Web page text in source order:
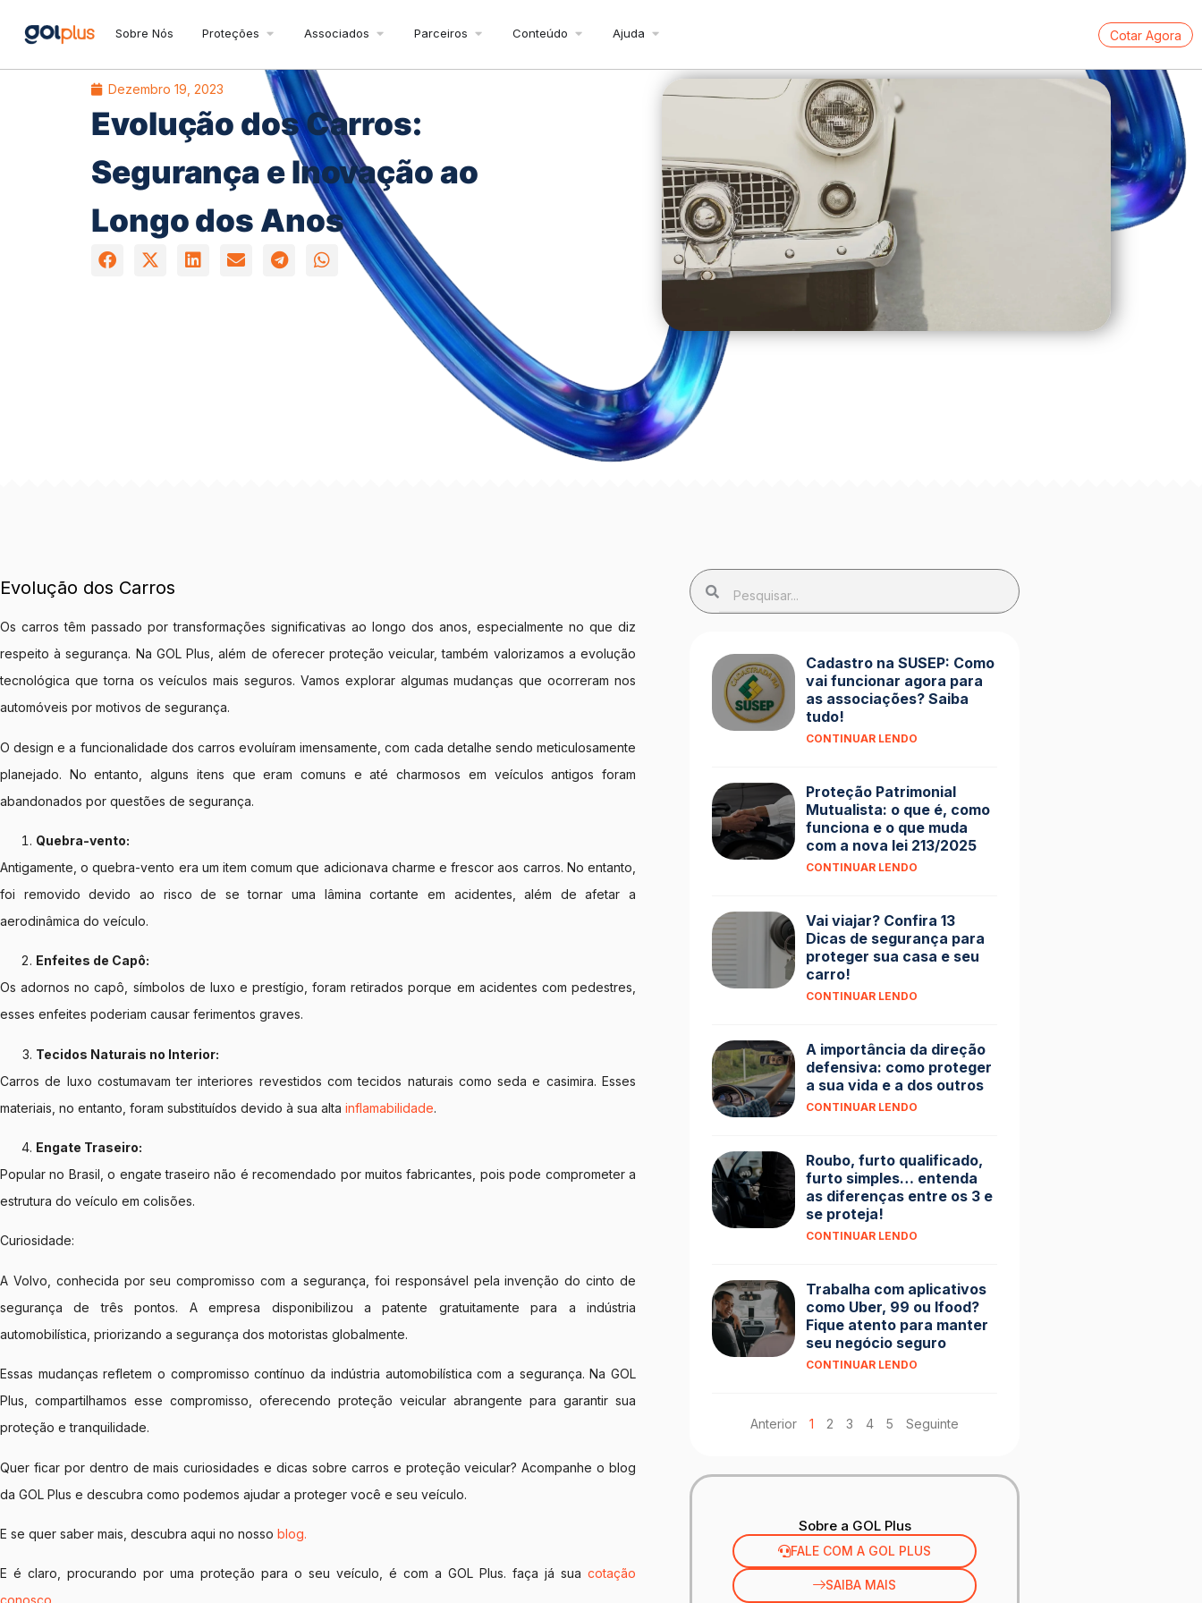
Sobre Nós Proteções Associados Parceiros Conteúdo Ajuda Cotar Agora
Dezembro 19, 2023
Evolução dos Carros:
Segurança e Inovação ao
Longo dos Anos
Evolução dos Carros
Os carros têm passado por transformações significativas ao longo dos anos, especialmente no que diz
respeito à segurança. Na GOL Plus, além de oferecer proteção veicular, também valorizamos a evolução
tecnológica que torna os veículos mais seguros. Vamos explorar algumas mudanças que ocorreram nos
automóveis por motivos de segurança.
O design e a funcionalidade dos carros evoluíram imensamente, com cada detalhe sendo meticulosamente
planejado. No entanto, alguns itens que eram comuns e até charmosos em veículos antigos foram
abandonados por questões de segurança.
Quebra-vento:
Antigamente, o quebra-vento era um item comum que adicionava charme e frescor aos carros. No entanto,
foi removido devido ao risco de se tornar uma lâmina cortante em acidentes, além de afetar a
aerodinâmica do veículo.
Enfeites de Capô:
Os adornos no capô, símbolos de luxo e prestígio, foram retirados porque em acidentes com pedestres,
esses enfeites poderiam causar ferimentos graves.
Tecidos Naturais no Interior:
Carros de luxo costumavam ter interiores revestidos com tecidos naturais como seda e casimira. Esses
materiais, no entanto, foram substituídos devido à sua alta inflamabilidade.
Engate Traseiro:
Popular no Brasil, o engate traseiro não é recomendado por muitos fabricantes, pois pode comprometer a
estrutura do veículo em colisões.
Curiosidade:
A Volvo, conhecida por seu compromisso com a segurança, foi responsável pela invenção do cinto de
segurança de três pontos. A empresa disponibilizou a patente gratuitamente para a indústria
automobilística, priorizando a segurança dos motoristas globalmente.
Essas mudanças refletem o compromisso contínuo da indústria automobilística com a segurança. Na GOL
Plus, compartilhamos esse compromisso, oferecendo proteção veicular abrangente para garantir sua
proteção e tranquilidade.
Quer ficar por dentro de mais curiosidades e dicas sobre carros e proteção veicular? Acompanhe o blog
da GOL Plus e descubra como podemos ajudar a proteger você e seu veículo.
E se quer saber mais, descubra aqui no nosso blog.
E é claro, procurando por uma proteção para o seu veículo, é com a GOL Plus. faça já sua cotação
Cadastro na SUSEP: Como
vai funcionar agora para
as associações? Saiba
tudo!
CONTINUAR LENDO
Proteção Patrimonial
Mutualista: o que é, como
funciona e o que muda
com a nova lei 213/2025
CONTINUAR LENDO
Vai viajar? Confira 13
Dicas de segurança para
proteger sua casa e seu
carro!
CONTINUAR LENDO
A importância da direção
defensiva: como proteger
a sua vida e a dos outros
CONTINUAR LENDO
Roubo, furto qualificado,
furto simples… entenda
as diferenças entre os 3 e
se proteja!
CONTINUAR LENDO
Trabalha com aplicativos
como Uber, 99 ou Ifood?
Fique atento para manter
seu negócio seguro
CONTINUAR LENDO
Anterior 1 2 3 4 5 Seguinte
Sobre a GOL Plus
FALE COM A GOL PLUS
SAIBA MAIS